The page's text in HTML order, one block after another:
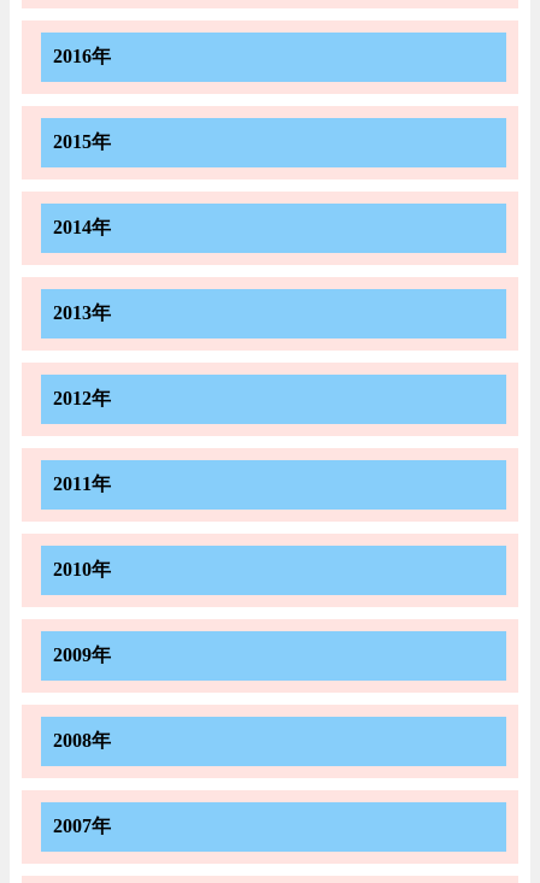
2016年
2015年
2014年
2013年
2012年
2011年
2010年
2009年
2008年
2007年